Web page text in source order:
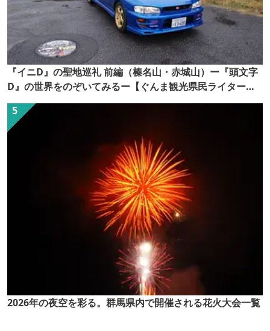
『イニD』の聖地巡礼 前編（榛名山・赤城山）ー『頭文字
D』の世界をのぞいてみるー【ぐんま観光県民ライター
（ぐん記者）】
2026年の夜空を彩る。群馬県内で開催される花火大会一覧